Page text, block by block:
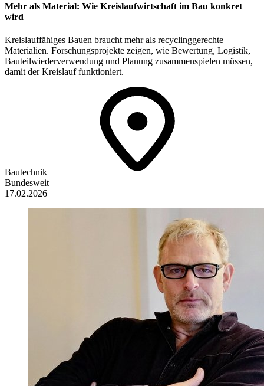
Mehr als Material: Wie Kreislaufwirtschaft im Bau konkret
wird
Kreislauffähiges Bauen braucht mehr als recyclinggerechte
Materialien. Forschungsprojekte zeigen, wie Bewertung, Logistik,
Bauteilwiederverwendung und Planung zusammenspielen müssen,
damit der Kreislauf funktioniert.
Bautechnik
Bundesweit
17.02.2026